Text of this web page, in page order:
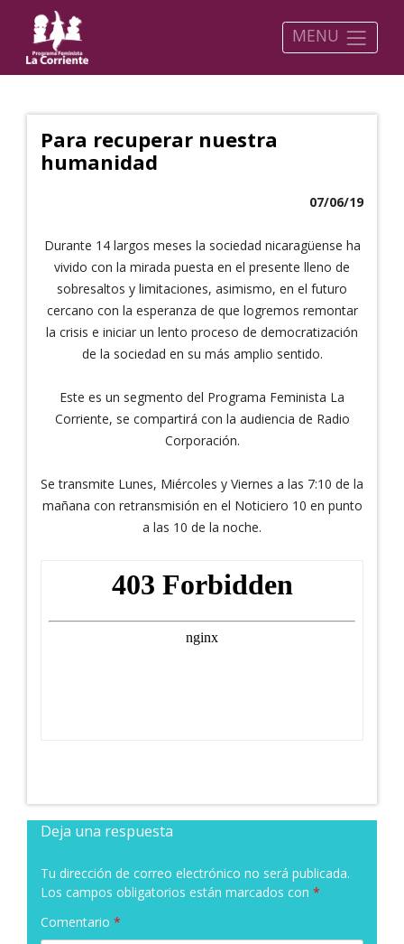
MENU
Para recuperar nuestra
humanidad
07/06/19
Durante 14 largos meses la sociedad nicaragüense ha
vivido con la mirada puesta en el presente lleno de
sobresaltos y limitaciones, asimismo, en el futuro
cercano con la esperanza de que logremos remontar
la crisis e iniciar un lento proceso de democratización
de la sociedad en su más amplio sentido.
Este es un segmento del Programa Feminista La
Corriente, se compartirá con la audiencia de Radio
Corporación.
Se transmite Lunes, Miércoles y Viernes a las 7:10 de la
mañana con retransmisión en el Noticiero 10 en punto
a las 10 de la noche.
Deja una respuesta
Tu dirección de correo electrónico no será publicada.
Los campos obligatorios están marcados con *
Comentario *